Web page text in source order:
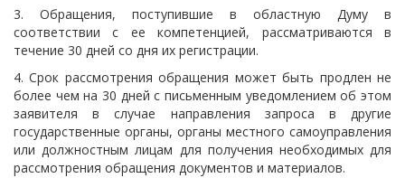
3. Обращения, поступившие в областную Думу в
соответствии с ее компетенцией, рассматриваются в
течение 30 дней со дня их регистрации.
4. Срок рассмотрения обращения может быть продлен не
более чем на 30 дней с письменным уведомлением об этом
заявителя в случае направления запроса в другие
государственные органы, органы местного самоуправления
или должностным лицам для получения необходимых для
рассмотрения обращения документов и материалов.